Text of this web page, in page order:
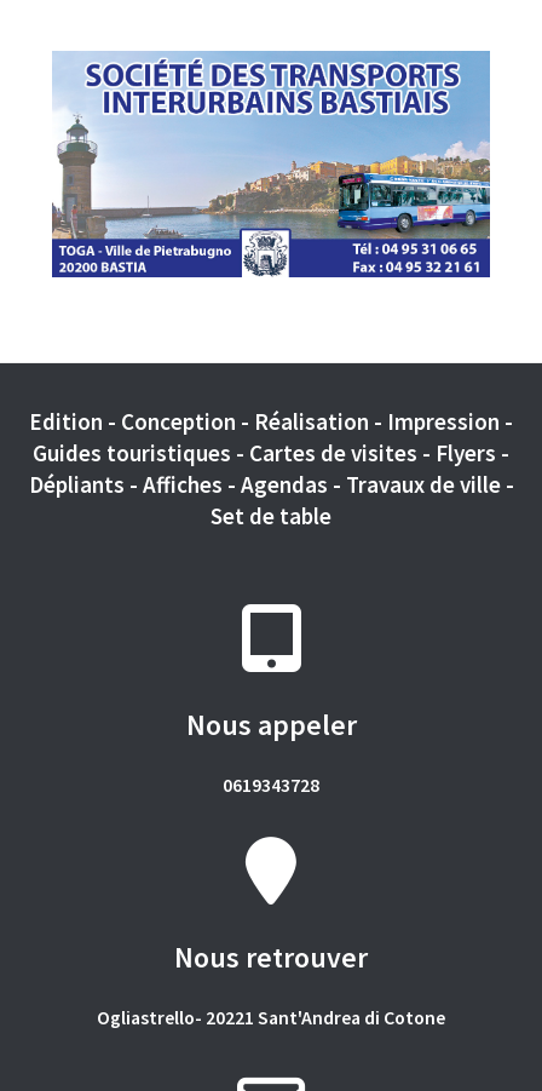
Edition - Conception - Réalisation - Impression -
Guides touristiques - Cartes de visites - Flyers -
Dépliants - Affiches - Agendas - Travaux de ville -
Set de table
Nous appeler
0619343728
Nous retrouver
Ogliastrello- 20221 Sant'Andrea di Cotone